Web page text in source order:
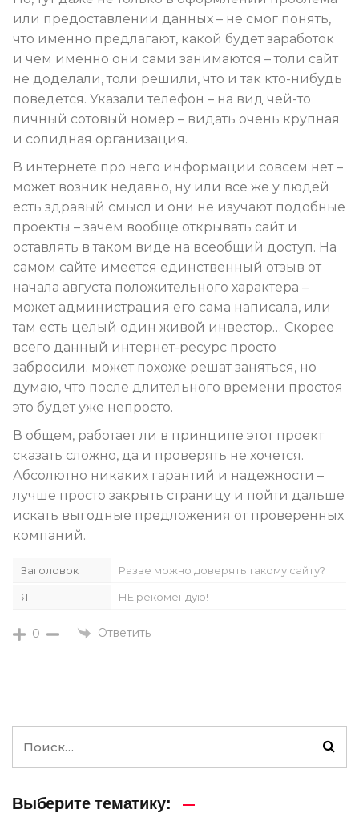
или предоставлении данных – не смог понять,
что именно предлагают, какой будет заработок
и чем именно они сами занимаются – толи сайт
не доделали, толи решили, что и так кто-нибудь
поведется. Указали телефон – на вид чей-то
личный сотовый номер – видать очень крупная
и солидная организация.
В интернете про него информации совсем нет –
может возник недавно, ну или все же у людей
есть здравый смысл и они не изучают подобные
проекты – зачем вообще открывать сайт и
оставлять в таком виде на всеобщий доступ. На
самом сайте имеется единственный отзыв от
начала августа положительного характера –
может администрация его сама написала, или
там есть целый один живой инвестор… Скорее
всего данный интернет-ресурс просто
забросили. может похоже решат заняться, но
думаю, что после длительного времени простоя
это будет уже непросто.
В общем, работает ли в принципе этот проект
сказать сложно, да и проверять не хочется.
Абсолютно никаких гарантий и надежности –
лучше просто закрыть страницу и пойти дальше
искать выгодные предложения от проверенных
компаний.
Заголовок Разве можно доверять такому сайту?
Я НЕ рекомендую!
0 Ответить
Выберите тематику: